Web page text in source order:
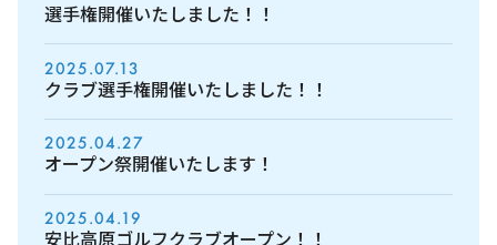
選手権開催いたしました！！
2025.07.13
クラブ選手権開催いたしました！！
2025.04.27
オープン祭開催いたします！
2025.04.19
安比高原ゴルフクラブオープン！！